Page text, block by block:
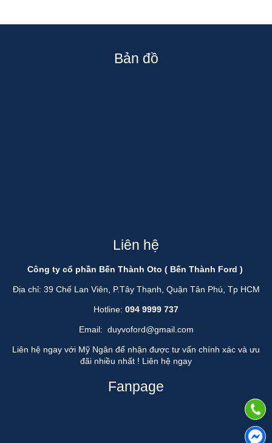
Bản đồ
Liên hệ
Công ty cổ phần Bến Thành Oto ( Bến Thành Ford )
Địa chỉ: 39 Chế Lan Viên, P.Tây Thạnh, Quận Tân Phú, Tp HCM
Hotline: 094 9999 737
Email: duyvoford@gmail.com
Liên hệ ngay với Mỹ Ngân để nhận được tư vấn chính xác và ưu
đãi nhiều nhất ! Liên hệ ngay
Fanpage